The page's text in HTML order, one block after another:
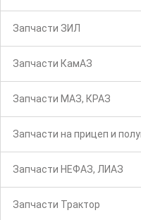
Запчасти ЗИЛ
Запчасти КамАЗ
Запчасти МАЗ, КРАЗ
Запчасти на прицеп и
Запчасти НЕФАЗ, ЛИАЗ
Запчасти Трактор